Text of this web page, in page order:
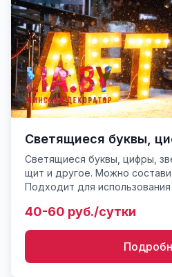
Светящиеся буквы,
Светящиеся буквы, цифры,
щит и другое. Можно составить световую надпись.
Подходит для использования
размера симво...
40-60 руб./сутки